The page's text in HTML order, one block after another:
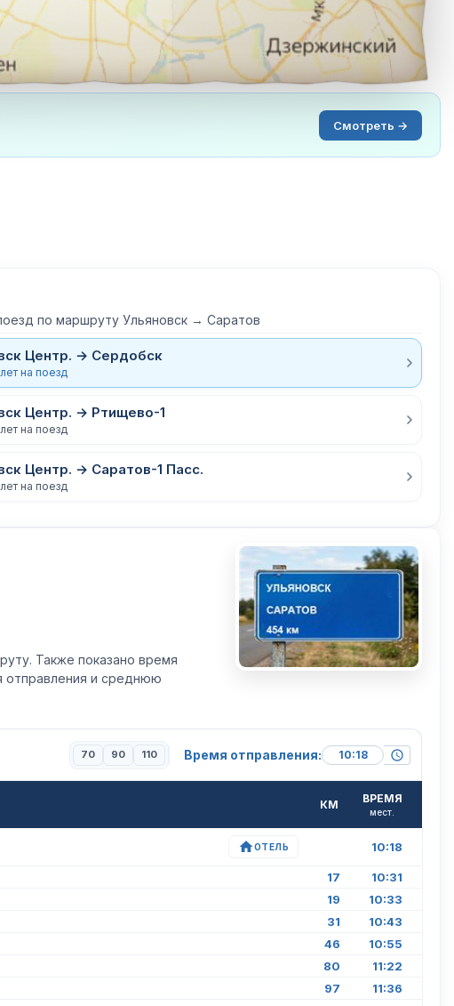
Смотреть →
по маршруту Ульяновск → Саратов
Центр. → Сердобск
на поезд
Центр. → Ртищево-1
на поезд
Центр. → Саратов-1 Пасс.
на поезд
Также показано время
отправления и среднюю
70 90 110 Время отправления:
КМ ВРЕМЯ
мест.
ОТЕЛЬ 10:18
17 10:31
19 10:33
31 10:43
46 10:55
80 11:22
97 11:36